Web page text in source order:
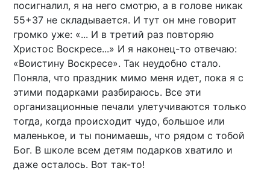
посигналил, я на него смотрю, а в голове никак
55+37 не складывается. И тут он мне говорит
громко уже: «... И в третий раз повторяю
Христос Воскресе...» И я наконец-то отвечаю:
«Воистину Воскресе». Так неудобно стало.
Поняла, что праздник мимо меня идет, пока я с
этими подарками разбираюсь. Все эти
организационные печали улетучиваются только
тогда, когда происходит чудо, большое или
маленькое, и ты понимаешь, что рядом с тобой
Бог. В школе всем детям подарков хватило и
даже осталось. Вот так-то!